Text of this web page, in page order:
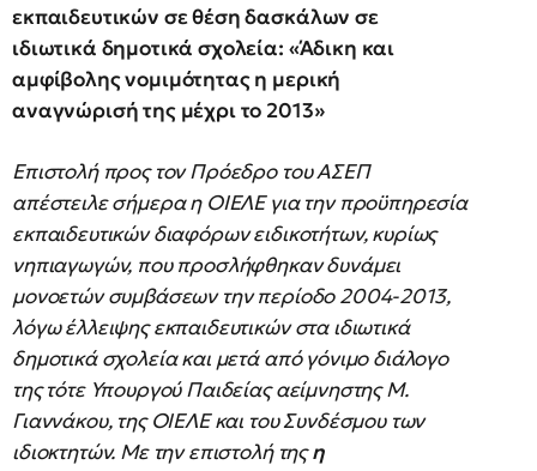
εκπαιδευτικών σε θέση δασκάλων σε
ιδιωτικά δημοτικά σχολεία: «Άδικη και
αμφίβολης νομιμότητας η μερική
αναγνώρισή της μέχρι το 2013»
Επιστολή προς τον Πρόεδρο του ΑΣΕΠ
απέστειλε σήμερα η ΟΙΕΛΕ για την προϋπηρεσία
εκπαιδευτικών διαφόρων ειδικοτήτων, κυρίως
νηπιαγωγών, που προσλήφθηκαν δυνάμει
μονοετών συμβάσεων την περίοδο 2004-2013,
λόγω έλλειψης εκπαιδευτικών στα ιδιωτικά
δημοτικά σχολεία και μετά από γόνιμο διάλογο
της τότε Υπουργού Παιδείας αείμνηστης Μ.
Γιαννάκου, της ΟΙΕΛΕ και του Συνδέσμου των
ιδιοκτητών. Με την επιστολή τηςη